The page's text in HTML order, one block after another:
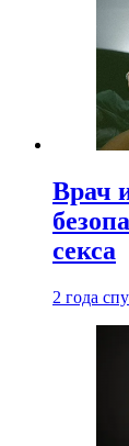
Врач
секса
2 года